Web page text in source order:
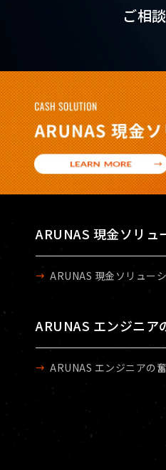
ご相
ARUNAS 現金ソリュ
ARUNAS 現金ソリュー
ARUNAS エンジニア
ARUNAS エンジニアの